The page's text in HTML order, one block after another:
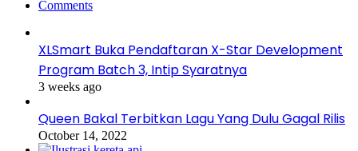
Comments
XLSmart Buka Pendaftaran X-Star Development
Program Batch 3, Intip Syaratnya
3 weeks ago
Queen Bakal Terbitkan Lagu Yang Dulu Gagal Rilis
October 14, 2022